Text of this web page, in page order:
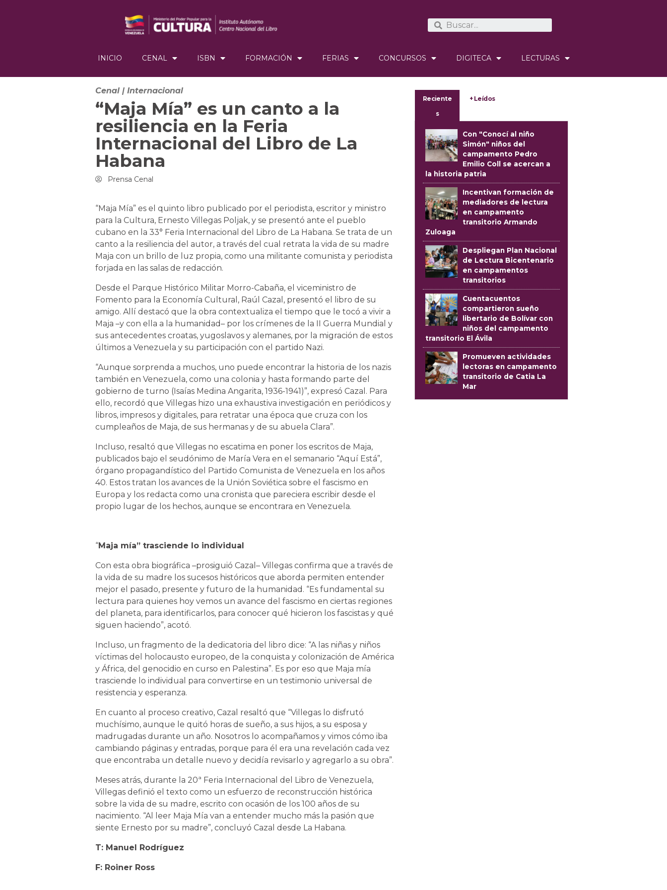
INICIO CENAL ISBN FORMACIÓN FERIAS CONCURSOS DIGITECA LECTURAS
Cenal | Internacional
“Maja Mía” es un canto a la
resiliencia en la Feria
Internacional del Libro de La
Habana
Prensa Cenal
“Maja Mía” es el quinto libro publicado por el periodista, escritor y ministro
para la Cultura, Ernesto Villegas Poljak, y se presentó ante el pueblo
cubano en la 33° Feria Internacional del Libro de La Habana. Se trata de un
canto a la resiliencia del autor, a través del cual retrata la vida de su madre
Maja con un brillo de luz propia, como una militante comunista y periodista
forjada en las salas de redacción.
Desde el Parque Histórico Militar Morro-Cabaña, el viceministro de
Fomento para la Economía Cultural, Raúl Cazal, presentó el libro de su
amigo. Allí destacó que la obra contextualiza el tiempo que le tocó a vivir a
Maja –y con ella a la humanidad– por los crímenes de la II Guerra Mundial y
sus antecedentes croatas, yugoslavos y alemanes, por la migración de estos
últimos a Venezuela y su participación con el partido Nazi.
“Aunque sorprenda a muchos, uno puede encontrar la historia de los nazis
también en Venezuela, como una colonia y hasta formando parte del
gobierno de turno (Isaías Medina Angarita, 1936-1941)”, expresó Cazal. Para
ello, recordó que Villegas hizo una exhaustiva investigación en periódicos y
libros, impresos y digitales, para retratar una época que cruza con los
cumpleaños de Maja, de sus hermanas y de su abuela Clara”.
Incluso, resaltó que Villegas no escatima en poner los escritos de Maja,
publicados bajo el seudónimo de María Vera en el semanario “Aquí Está”,
órgano propagandístico del Partido Comunista de Venezuela en los años
40. Estos tratan los avances de la Unión Soviética sobre el fascismo en
Europa y los redacta como una cronista que pareciera escribir desde el
propio lugar de los hechos, aunque se encontrara en Venezuela.
“Maja mía” trasciende lo individual
Con esta obra biográfica –prosiguió Cazal– Villegas confirma que a través de
la vida de su madre los sucesos históricos que aborda permiten entender
mejor el pasado, presente y futuro de la humanidad. “Es fundamental su
lectura para quienes hoy vemos un avance del fascismo en ciertas regiones
del planeta, para identificarlos, para conocer qué hicieron los fascistas y qué
siguen haciendo”, acotó.
Incluso, un fragmento de la dedicatoria del libro dice: “A las niñas y niños
víctimas del holocausto europeo, de la conquista y colonización de América
y África, del genocidio en curso en Palestina”. Es por eso que Maja mía
trasciende lo individual para convertirse en un testimonio universal de
resistencia y esperanza.
En cuanto al proceso creativo, Cazal resaltó que “Villegas lo disfrutó
muchísimo, aunque le quitó horas de sueño, a sus hijos, a su esposa y
madrugadas durante un año. Nosotros lo acompañamos y vimos cómo iba
cambiando páginas y entradas, porque para él era una revelación cada vez
que encontraba un detalle nuevo y decidía revisarlo y agregarlo a su obra”.
Meses atrás, durante la 20ª Feria Internacional del Libro de Venezuela,
Villegas definió el texto como un esfuerzo de reconstrucción histórica
sobre la vida de su madre, escrito con ocasión de los 100 años de su
nacimiento. “Al leer Maja Mía van a entender mucho más la pasión que
siente Ernesto por su madre”, concluyó Cazal desde La Habana.
T: Manuel Rodríguez
F: Roiner Ross
Reciente
s
+ Leídos
Con "Conocí al niño
Simón" niños del
campamento Pedro
Emilio Coll se acercan a
la historia patria
Incentivan formación de
mediadores de lectura
en campamento
transitorio Armando
Zuloaga
Despliegan Plan Nacional
de Lectura Bicentenario
en campamentos
transitorios
Cuentacuentos
compartieron sueño
libertario de Bolívar con
niños del campamento
transitorio El Ávila
Promueven actividades
lectoras en campamento
transitorio de Catia La
Mar